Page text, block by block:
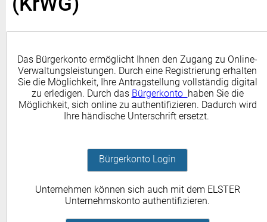
Das Bürgerkonto ermöglicht Ihnen den Zugang zu Online-
Verwaltungsleistungen. Durch eine Registrierung erhalten
Sie die Möglichkeit, Ihre Antragstellung vollständig digital
zu erledigen. Durch das Bürgerkonto haben Sie die
Möglichkeit, sich online zu authentifizieren. Dadurch wird
Ihre händische Unterschrift ersetzt.
Bürgerkonto Login
Unternehmen können sich auch mit dem ELSTER
Unternehmskonto authentifizieren.